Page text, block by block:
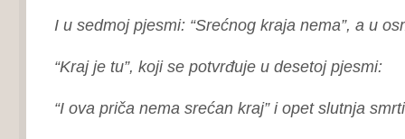
I u sedmoj pjesmi: “Srećnog kraja nema”, a u
“Kraj je tu”, koji se potvrđuje u desetoj pjesmi:
“I ova priča nema srećan kraj” i opet slutnja